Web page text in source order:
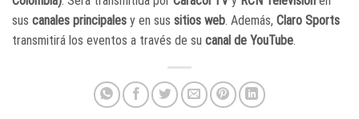
sus canales principales y en sus sitios web. Además, Claro Sports
transmitirá los eventos a través de su canal de YouTube.